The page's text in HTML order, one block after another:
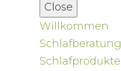
Close
Willkommen
Schlafberatung
Schlafprodukte